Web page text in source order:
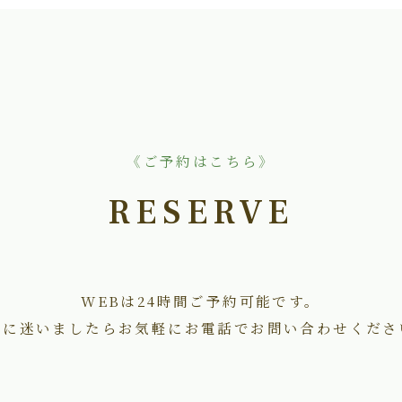
《ご予約はこちら》
RESERVE
WEBは24時間ご予約可能です。
迷いましたらお気軽にお電話でお問い合わせくだ